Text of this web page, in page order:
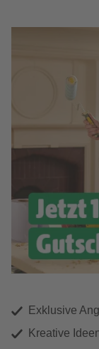
Exklusive
Kreative